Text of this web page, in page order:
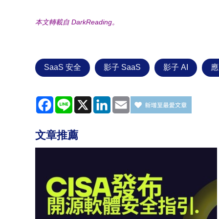
本文轉載自 DarkReading。
SaaS 安全 影子 SaaS 影子 AI
Facebook
Line X LinkedInEmail
文章推薦